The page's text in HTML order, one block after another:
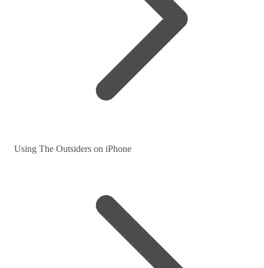
Using The Outsiders on iPhone